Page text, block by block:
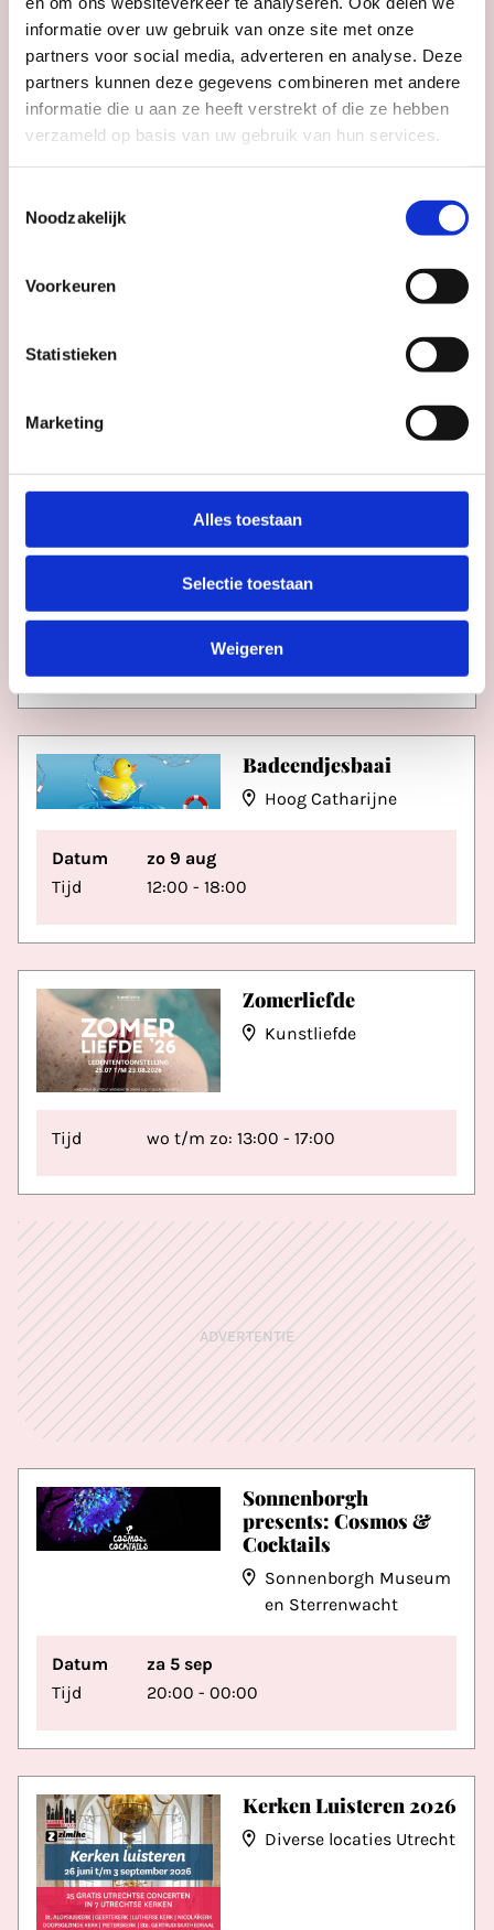
informatie over uw gebruik van onze site met onze
partners voor social media, adverteren en analyse. Deze
partners kunnen deze gegevens combineren met andere
informatie die u aan ze heeft verstrekt of die ze hebben
verzameld op basis van uw gebruik van hun services.
Noodzakelijk
Voorkeuren
Statistieken
Marketing
Alles toestaan
Selectie toestaan
Weigeren
Datum
wo 12 aug
Badeendjesbaai
Hoog Catharijne
Datum
zo 9 aug
Tijd
12:00 - 18:00
Zomerliefde
Kunstliefde
Tijd wo t/m zo: 13:00 - 17:00
ADVERTENTIE
Sonnenborgh
presents: Cosmos &
Cocktails
Sonnenborgh Museum
en Sterrenwacht
Datum
za 5 sep
Tijd
20:00 - 00:00
Kerken Luisteren 2026
Diverse locaties Utrecht
Verhaal op Zaal: conservator Zenzy
Museum Catharijneconvent
Tijd